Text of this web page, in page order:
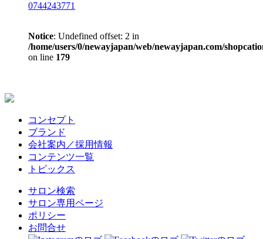
0744243771
Notice: Undefined offset: 2 in
/home/users/0/newayjapan/web/newayjapan.com/
on line 179
コンセプト
ブランド
会社案内／採用情報
コンテンツ一覧
トピックス
サロン検索
サロン専用ページ
ポリシー
お問合せ